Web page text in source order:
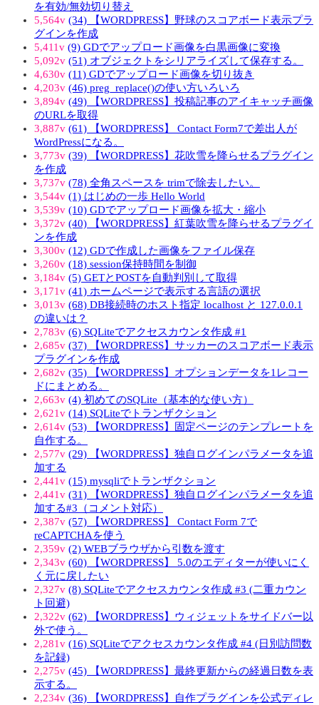
を有効/無効切り替え
5,564v (34) 【WORDPRESS】野球のスコアボード表示プラ
グインを作成
5,411v (9) GDでアップロード画像を白黒画像に変換
5,092v (51) オブジェクトをシリアライズして保存する。
4,630v (11) GDでアップロード画像を切り抜き
4,203v (46) preg_replace()の使い方いろいろ
3,894v (49) 【WORDPRESS】投稿記事のアイキャッチ画像
のURLを取得
3,887v (61) 【WORDPRESS】 Contact Form7で差出人が
WordPressになる。
3,773v (39) 【WORDPRESS】花吹雪を降らせるプラグイン
を作成
3,737v (78) 全角スペースを trimで除去したい。
3,544v (1) はじめの一歩 Hello World
3,539v (10) GDでアップロード画像を拡大・縮小
3,372v (40) 【WORDPRESS】紅葉吹雪を降らせるプラグイ
ンを作成
3,300v (12) GDで作成した画像をファイル保存
3,260v (18) session保持時間を制御
3,184v (5) GETとPOSTを自動判別して取得
3,171v (41) ホームページで表示する言語の選択
3,013v (68) DB接続時のホスト指定 localhost と 127.0.0.1
の違いは？
2,783v (6) SQLiteでアクセスカウンタ作成 #1
2,685v (37) 【WORDPRESS】サッカーのスコアボード表示
プラグインを作成
2,682v (35) 【WORDPRESS】オプションデータを1レコー
ドにまとめる。
2,663v (4) 初めてのSQLite（基本的な使い方）
2,621v (14) SQLiteでトランザクション
2,614v (53) 【WORDPRESS】固定ページのテンプレートを
自作する。
2,577v (29) 【WORDPRESS】独自ログインパラメータを追
加する
2,441v (15) mysqliでトランザクション
2,441v (31) 【WORDPRESS】独自ログインパラメータを追
加する#3（コメント対応）
2,387v (57) 【WORDPRESS】 Contact Form 7で
reCAPTCHAを使う
2,359v (2) WEBブラウザから引数を渡す
2,343v (60) 【WORDPRESS】 5.0のエディターが使いにく
く元に戻したい
2,327v (8) SQLiteでアクセスカウンタ作成 #3 (二重カウン
ト回避)
2,322v (62) 【WORDPRESS】ウィジェットをサイドバー以
外で使う。
2,281v (16) SQLiteでアクセスカウンタ作成 #4 (日別訪問数
を記録)
2,275v (45) 【WORDPRESS】最終更新からの経過日数を表
示する。
2,234v (36) 【WORDPRESS】自作プラグインを公式ディレ